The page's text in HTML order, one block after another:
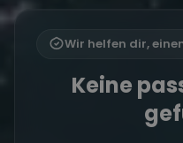
Wir helfen dir,
Keine